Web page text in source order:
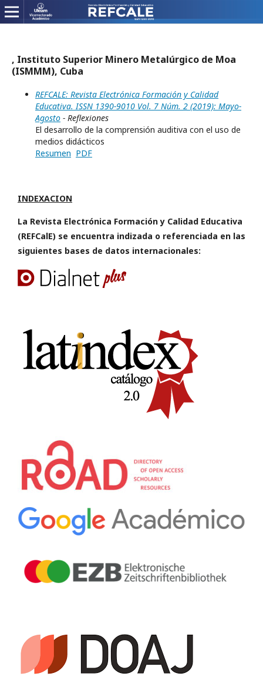
, Instituto Superior Minero Metalúrgico de Moa
(ISMMM), Cuba
REFCALE: Revista Electrónica Formación y Calidad
Educativa. ISSN 1390-9010 Vol. 7 Núm. 2 (2019): Mayo-
Agosto - Reflexiones
El desarrollo de la comprensión auditiva con el uso de
medios didácticos
Resumen PDF
INDEXACION
La Revista Electrónica Formación y Calidad Educativa
(REFCalE) se encuentra indizada o referenciada en las
siguientes bases de datos internacionales: